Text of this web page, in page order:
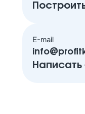
E-mail
Написать